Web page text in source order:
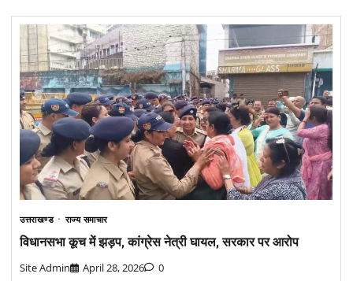
उत्तराखण्ड राज्य समाचार
विधानसभा कूच में झड़प, कांग्रेस नेत्री घायल, सरकार पर आरोप
Site Admin April 28, 2026 0